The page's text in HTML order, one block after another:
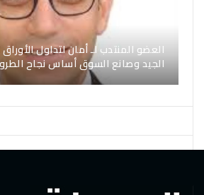
العضو المنتدب لـ أمان لتداول الأوراق
الجيد وصانع السوق أساس نجاح